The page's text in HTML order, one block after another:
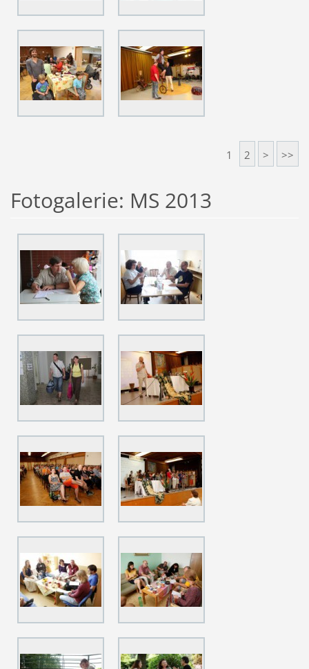
1 2 > >>
Fotogalerie: MS 2013